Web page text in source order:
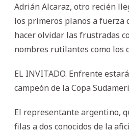
Adrián Alcaraz, otro recién
los primeros planos a fuerza
hacer olvidar las frustradas
nombres rutilantes como los
EL INVITADO. Enfrente
campeón de la Copa
El representante argentino,
filas a dos conocidos de la